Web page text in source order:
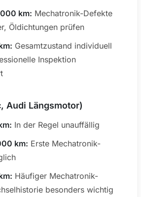
km: Mechatronik-Defekte
Öldichtungen prüfen
Gesamtzustand individuell
Inspektion
Audi Längsmotor)
In der Regel unauffällig
km: Erste Mechatronik-
Häufiger Mechatronik-
besonders wichtig